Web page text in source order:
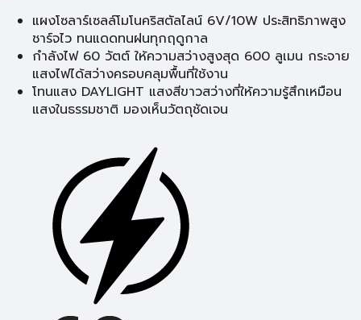
แผงโซลาร์เซลล์โมโนคริสตัลไลน์ 6V/10W ประสิทธิภาพสูง
ชาร์จไว ทนแดดทนฝนทุกฤดูกาล
กำลังไฟ 60 วัตต์ ให้ความสว่างสูงสุด 600 ลูเมน กระจาย
แสงไฟได้สว่างครอบคลุมพื้นที่ใช้งาน
โทนแสง DAYLIGHT แสงสีขาวสว่างที่ให้ความรู้สึกเหมือน
แสงในธรรมชาติ มองเห็นวัตถุชัดเจน